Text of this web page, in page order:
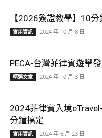
【2026簽證教學】10
實用資訊 2024 年 10 月 8 日
PECA-台灣菲律賓遊學
精選文章 2024 年 10 月 3 日
2024菲律賓入境
分鐘搞定
實用資訊 2024 年 6 月 23 日